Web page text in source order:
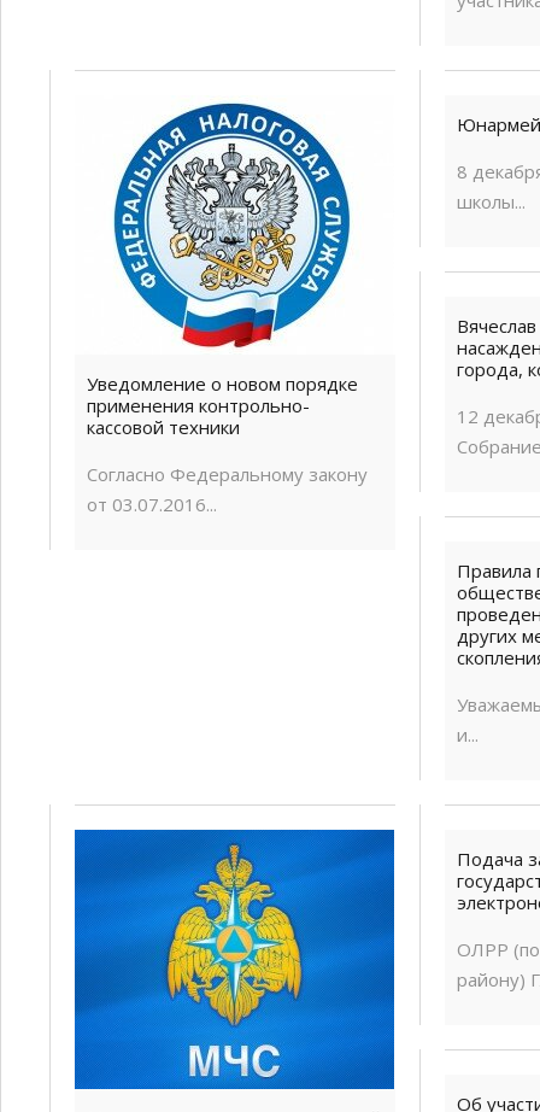
Уведомление о новом порядке
применения контрольно-
кассовой техники
Согласно Федеральному закону
от 03.07.2016...
8
школы...
города,
12
Правила
других
и...
Подача
ОЛРР (по
району)
Об